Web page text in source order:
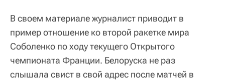
В своем материале журналист приводит в
пример отношение ко второй ракетке мира
Соболенко по ходу текущего Открытого
чемпионата Франции. Белоруска не раз
слышала свист в свой адрес после матчей в